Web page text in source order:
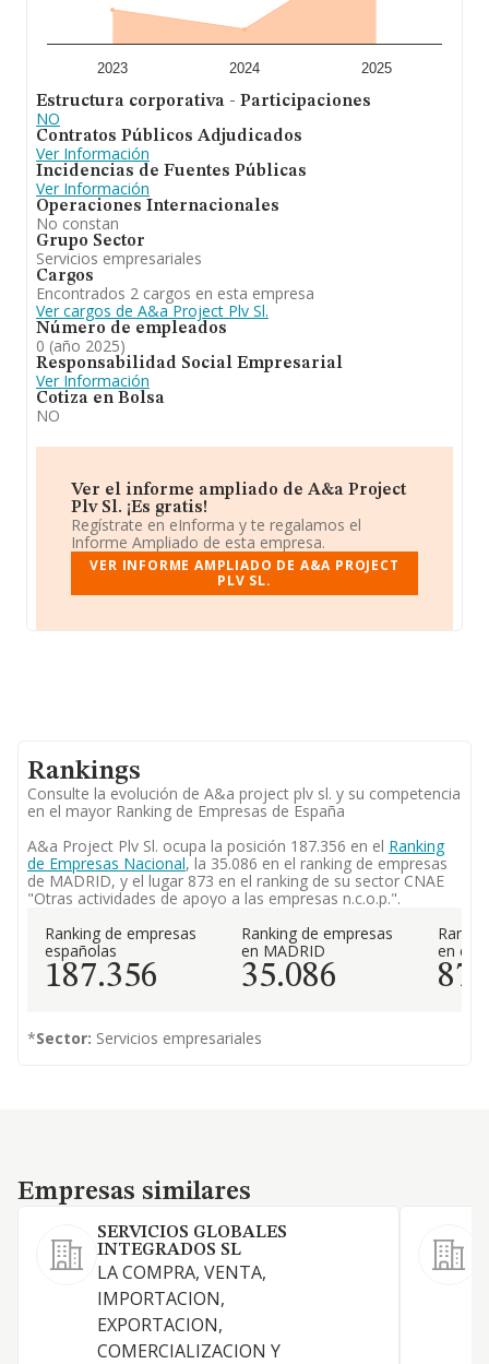
constitución es de 18 años.
En conclusión, la actividad deA&a Project Plv S.Les 1.
construcción, instalaciones y mantenimiento. 2.
comercial. importación y exportación. 3. actividades
inmobiliarias. 4. industrias manufactureras y textiles. 5.
turismo, hostelería y restauración. 6. transporte y
almacenamiento. Se ha posicionado más abajo en el
ranking de provincia frente al 2024.
2023 2024 2025
Estructura corporativa - Participaciones
NO
Contratos Públicos Adjudicados
Ver Información
Incidencias de Fuentes Públicas
Ver Información
Operaciones Internacionales
No constan
Grupo Sector
Servicios empresariales
Cargos
Encontrados 2 cargos en esta empresa
Ver cargos de A&a Project Plv Sl.
Número de empleados
0 (año 2025)
Responsabilidad Social Empresarial
Ver Información
Cotiza en Bolsa
NO
Ver el informe ampliado de A&a Project
Plv Sl. ¡Es gratis!
Regístrate en eInforma y te regalamos el
Informe Ampliado de esta empresa.
VER INFORME AMPLIADO DE A&A PROJECT
PLV SL.
Rankings
Consulte la evolución de A&a project plv sl. y su competencia
en el mayor Ranking de Empresas de España
A&a Project Plv Sl. ocupa la posición 187.356 en el Ranking
de Empresas Nacional, la 35.086 en el ranking de empresas
de MADRID, y el lugar 873 en el ranking de su sector CNAE
"Otras actividades de apoyo a las empresas n.c.o.p.".
Ranking de empresas
españolas
187.356
Ranking de empresas
en MADRID
35.086
en el
873
*Sector: Servicios empresariales
Empresas similares
Empresas similares
SERVICIOS GLOBALES
INTEGRADOS SL
LA COMPRA, VENTA,
IMPORTACION,
EXPORTACION,
COMERCIALIZACION Y